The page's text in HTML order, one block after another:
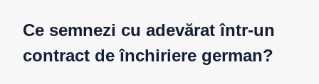
Ce semnezi cu adevărat într-un
contract de închiriere german?